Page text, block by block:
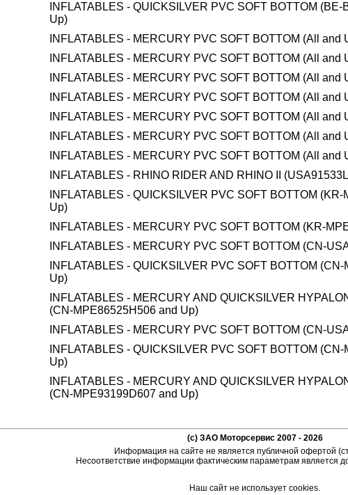
INFLATABLES - QUICKSILVER PVC SOFT BOTTOM (BE-
Up)
INFLATABLES - MERCURY PVC SOFT BOTTOM (All and
INFLATABLES - MERCURY PVC SOFT BOTTOM (All and
INFLATABLES - MERCURY PVC SOFT BOTTOM (All and
INFLATABLES - MERCURY PVC SOFT BOTTOM (All and
INFLATABLES - MERCURY PVC SOFT BOTTOM (All and
INFLATABLES - MERCURY PVC SOFT BOTTOM (All and
INFLATABLES - MERCURY PVC SOFT BOTTOM (All and
INFLATABLES - RHINO RIDER AND RHINO II
INFLATABLES - QUICKSILVER PVC SOFT BOTTOM
Up)
INFLATABLES - MERCURY PVC SOFT BOTTOM (KR-
INFLATABLES - MERCURY PVC SOFT BOTTOM (CN-
INFLATABLES - QUICKSILVER PVC SOFT BOTTOM
Up)
INFLATABLES - MERCURY AND QUICKSILVER
(CN-MPE86525H506 and Up)
INFLATABLES - MERCURY PVC SOFT BOTTOM (CN-
INFLATABLES - QUICKSILVER PVC SOFT BOTTOM
Up)
INFLATABLES - MERCURY AND QUICKSILVER
(CN-MPE93199D607 and Up)
(c) ЗАО Моторсервис 2007 - 2026
Информация на сайте не является публичной офертой
Несоответствие информации фактическим параметрам является
Наш сайт не использует cookies.